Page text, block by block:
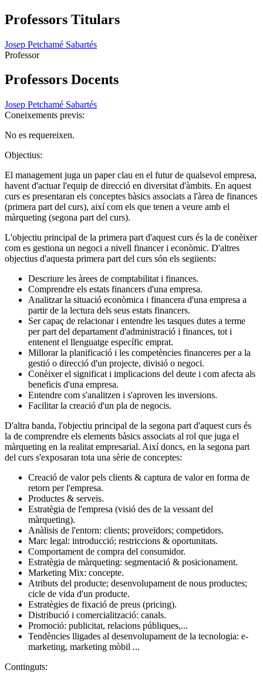
Professors Titulars
Josep Petchamé Sabartés
Professor
Professors Docents
Josep Petchamé Sabartés
Coneixements previs:
No es requereixen.
Objectius:
El management juga un paper clau en el futur de qualsevol empresa,
havent d'actuar l'equip de direcció en diversitat d'àmbits. En aquest
curs es presentaran els conceptes bàsics associats a l'àrea de finances
(primera part del curs), així com els que tenen a veure amb el
màrqueting (segona part del curs).
L'objectiu principal de la primera part d'aquest curs és la de conèixer
com es gestiona un negoci a nivell financer i econòmic. D'altres
objectius d'aquesta primera part del curs són els següents:
Descriure les àrees de comptabilitat i finances.
Comprendre els estats financers d'una empresa.
Analitzar la situació econòmica i financera d'una empresa a
partir de la lectura dels seus estats financers.
Ser capaç de relacionar i entendre les tasques dutes a terme
per part del departament d'administració i finances, tot i
entenent el llenguatge específic emprat.
Millorar la planificació i les competències financeres per a la
gestió o direcció d'un projecte, divisió o negoci.
Conèixer el significat i implicacions del deute i com afecta als
beneficis d'una empresa.
Entendre com s'analitzen i s'aproven les inversions.
Facilitar la creació d'un pla de negocis.
D'altra banda, l'objectiu principal de la segona part d'aquest curs és
la de comprendre els elements bàsics associats al rol que juga el
màrqueting en la realitat empresarial. Així doncs, en la segona part
del curs s'exposaran tota una sèrie de conceptes:
Creació de valor pels clients & captura de valor en forma de
retorn per l'empresa.
Productes & serveis.
Estratègia de l'empresa (visió des de la vessant del
màrqueting).
Anàlisis de l'entorn: clients; proveïdors; competidors.
Marc legal: introducció; restriccions & oportunitats.
Comportament de compra del consumidor.
Estratègia de màrqueting: segmentació & posicionament.
Marketing Mix: concepte.
Atributs del producte; desenvolupament de nous productes;
cicle de vida d'un producte.
Estratègies de fixació de preus (pricing).
Distribució i comercialització: canals.
Promoció: publicitat, relacions públiques,...
Tendències lligades al desenvolupament de la tecnologia: e-
marketing, marketing mòbil ...
Continguts: